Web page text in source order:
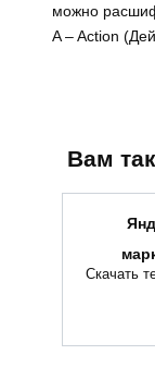
можно
A – Action
Вам
Скачать